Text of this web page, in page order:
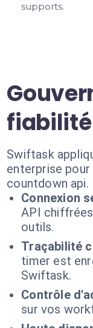
supports.
fiabilité
Swiftask
enterprise
countdown api.
Connexion
API
outils.
Traçabilité
timer est
Swiftask.
Contrôle
sur vos